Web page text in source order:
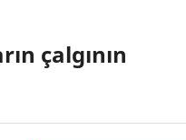
çalgının